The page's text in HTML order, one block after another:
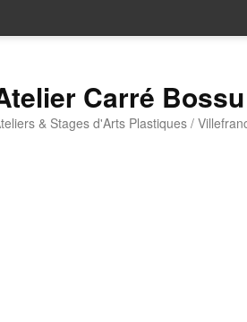
Carré Bossu
& Stages d'Arts Plastiques /